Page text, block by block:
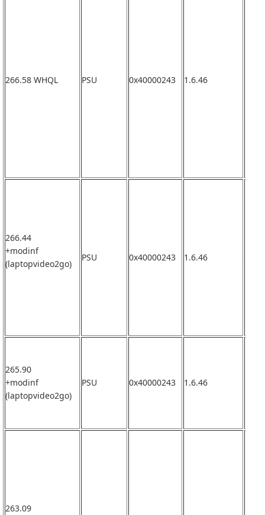
266.58 WHQL PSU 0x40000243 1.6.46
266.44
+modinf
(laptopvideo2go)
PSU 0x40000243 1.6.46
265.90
+modinf
(laptopvideo2go)
PSU 0x40000243 1.6.46
263.09